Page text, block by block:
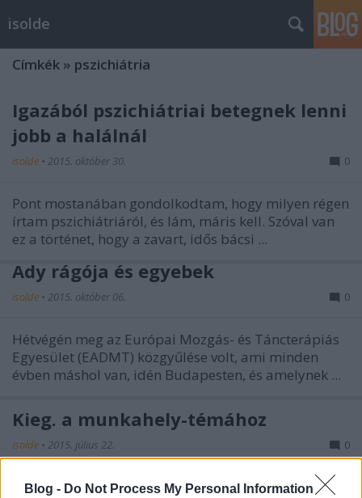
Blog - Do Not Process My Personal Information
isolde
Címkék » pszichiátria
Igazából pszichiátriai betegnek lenni
jobb a halálnál
isolde • 2015. október 30. 0
Pont mostanában gondolkodtam, hogy milyen régen
írtam pszichiátriáról, és lám, máris kell. Szóval van
ez a történet, hogy a zavart, idős bácsi ...
Ady rágója és egyebek
isolde • 2015. október 06. 0
Hétvégén meg az Európai Mozgás- és Táncterápiás
Egyesület (EADMT) közgyűlése volt, ami minden
évben máshol van, idén Budapesten, és amelynek ...
Kieg. a munkahely-témához
isolde • 2015. július 22. 0
Még van az az érv is, ami az egészségügyön kívül